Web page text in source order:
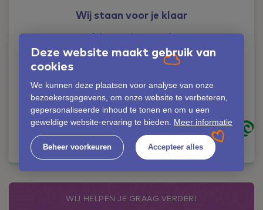
Deze website maakt gebruik van
cookies
We kunnen deze plaatsen voor analyse van onze
bezoekersgegevens, om onze website te verbeteren,
gepersonaliseerde inhoud te tonen en om u een
geweldige website-ervaring te bieden. Meer informatie
Beheer voorkeuren Accepteer alles
Wij staan voor je klaar
Liever iemand
persoonlijk spreken?
Geen probleem!
Elize van Oudheusden
06-42353558
elize.van.oudheusden@lunavi.nl
Kom in contact
WIJ HELPEN JE GRAAG VERDER!